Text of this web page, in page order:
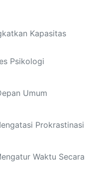
Kapasitas
Psikologi
Umum
Prokrastinasi
Waktu Secara